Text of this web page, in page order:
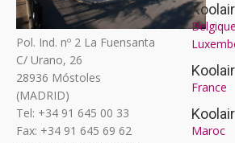
Pol. Ind. nº 2 La Fuensanta
C/ Urano, 26
28936 Móstoles
(MADRID)
Tel: +34 91 645 00 33
Fax: +34 91 645 69 62
France
Maroc